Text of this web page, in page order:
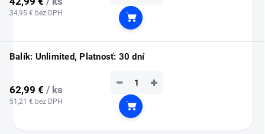
34,95 € bez DPH
Do košíka
Balík: Unlimited, Platnosť: 30 dní
62,99 € / ks
51,21 € bez DPH
+
−
Do košíka